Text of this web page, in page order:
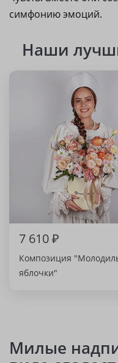
симфонию эмоций.
Наши
7 610 ₽
Композиция
яблочки"
Милые